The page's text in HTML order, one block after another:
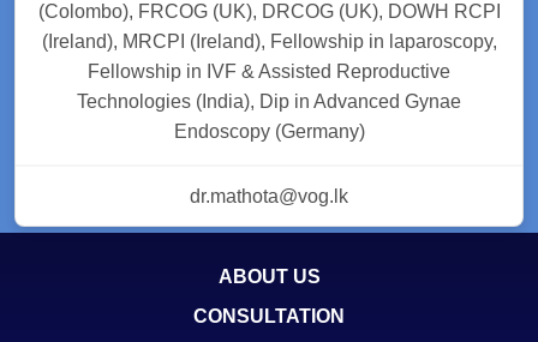
(Colombo), FRCOG (UK), DRCOG (UK), DOWH RCPI
(Ireland), MRCPI (Ireland), Fellowship in laparoscopy,
Fellowship in IVF & Assisted Reproductive
Technologies (India), Dip in Advanced Gynae
Endoscopy (Germany)
dr.mathota@vog.lk
ABOUT US
CONSULTATION